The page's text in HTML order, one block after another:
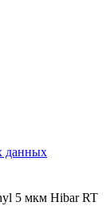
данных
5 мкм Hibar RT